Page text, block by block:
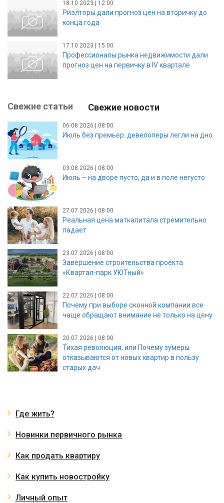
18.10.2023 | 12:00
Риэлторы дали прогноз цен на вторичку до
конца года
17.10.2023 | 15:00
Профессионалы рынка недвижимости дали
прогноз цен на первичку в IV квартале
Свежие статьи Свежие новости
06.08.2026 | 08:00
Июль без премьер: девелоперы легли на дно
03.08.2026 | 08:00
Июль – на дворе пусто, да и в поле негусто
27.07.2026 | 08:00
Реальная цена маткапитала стремительно
падает
23.07.2026 | 08:00
Завершение строительства проекта
«Квартал-парк УЮТный»
22.07.2026 | 08:00
Почему при выборе оконной компании все
чаще обращают внимание не только на цену
20.07.2026 | 08:00
Тихая революция, или Почему зумеры
отказываются от новых квартир в пользу
старых дач
Где жить?
Новинки первичного рынка
Как продать квартиру
Как купить новостройку
Личный опыт